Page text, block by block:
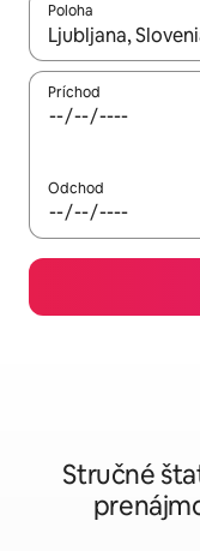
Poloha
Keď budú
Príchod
Odchod
Stručné